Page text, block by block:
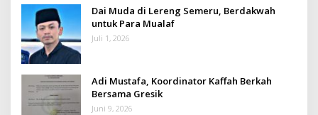
Dai Muda di Lereng Semeru, Berdakwah
untuk Para Mualaf
Juli 1, 2026
Adi Mustafa, Koordinator Kaffah Berkah
Bersama Gresik
Juni 9, 2026